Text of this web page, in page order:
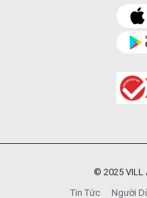
© 2025 VILL
Tin Tức
Người